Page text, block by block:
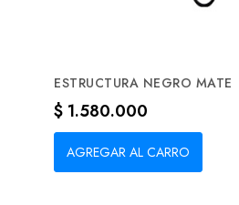
ESTRUCTURA NEGRO MATE
Precio
$ 1.580.000
AGREGAR AL CARRO